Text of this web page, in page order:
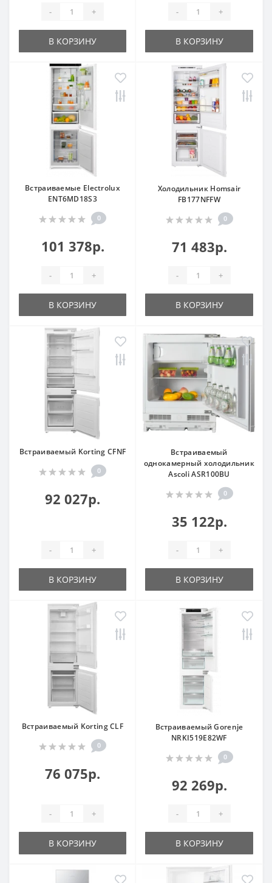
- +
В КОРЗИНУ
- +
В КОРЗИНУ
Встраиваемые Electrolux
ENT6MD18S3
0
101 378р.
- +
В КОРЗИНУ
Холодильник Homsair
FB177NFFW
0
71 483р.
- +
В КОРЗИНУ
Встраиваемый Korting CFNF
0
92 027р.
- +
В КОРЗИНУ
Встраиваемый
однокамерный холодильник
Ascoli ASR100BU
0
35 122р.
- +
В КОРЗИНУ
Встраиваемый Korting CLF
0
76 075р.
- +
В КОРЗИНУ
Встраиваемый Gorenje
NRKI519E82WF
0
92 269р.
- +
В КОРЗИНУ